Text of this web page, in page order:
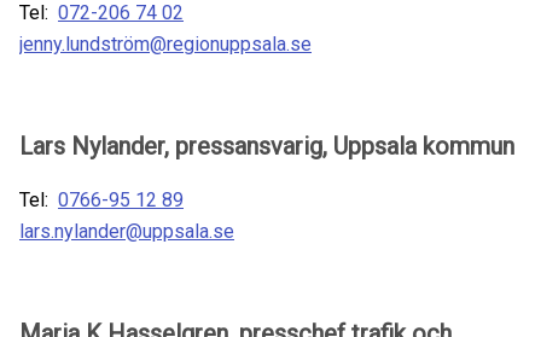
Tel: 072-206 74 02
jenny.lundström@regionuppsala.se
Lars Nylander, pressansvarig, Uppsala kommun
Tel: 0766-95 12 89
lars.nylander@uppsala.se